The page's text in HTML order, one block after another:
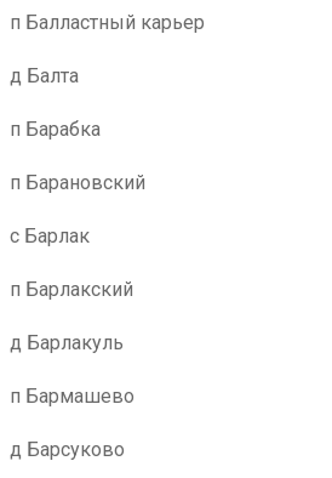
п Балластный карьер
д Балта
п Барабка
п Барановский
с Барлак
п Барлакский
д Барлакуль
п Бармашево
д Барсуково